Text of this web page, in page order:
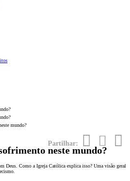
mundo?
Partilhar:
neste mundo?
Deus. Como a Igreja Católica explica isso? Uma visão geral